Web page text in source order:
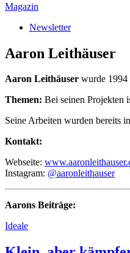
Magazin
Newsletter
Aaron Leithäuser
Aaron Leithäuser wurde 1994
Themen: Bei seinen Projekten
Seine Arbeiten wurden bereits
Kontakt:
Webseite:
Instagram: @aaronleithauser
Aarons Beiträge:
Ideale